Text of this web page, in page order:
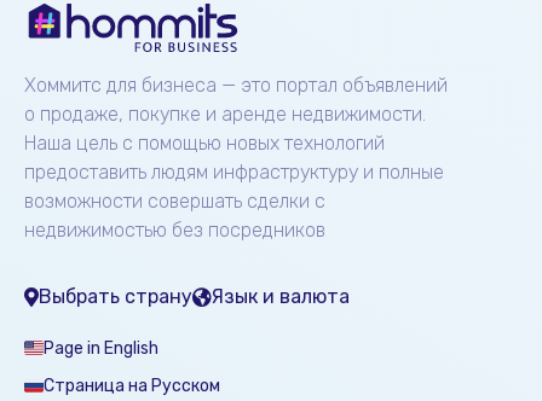
Хоммитс для бизнеса — это портал объявлений
о продаже, покупке и аренде недвижимости.
Наша цель с помощью новых технологий
предоставить людям инфраструктуру и полные
возможности совершать сделки с
недвижимостью без посредников
Выбрать страну Язык и валюта
Page in English
Страница на Русском